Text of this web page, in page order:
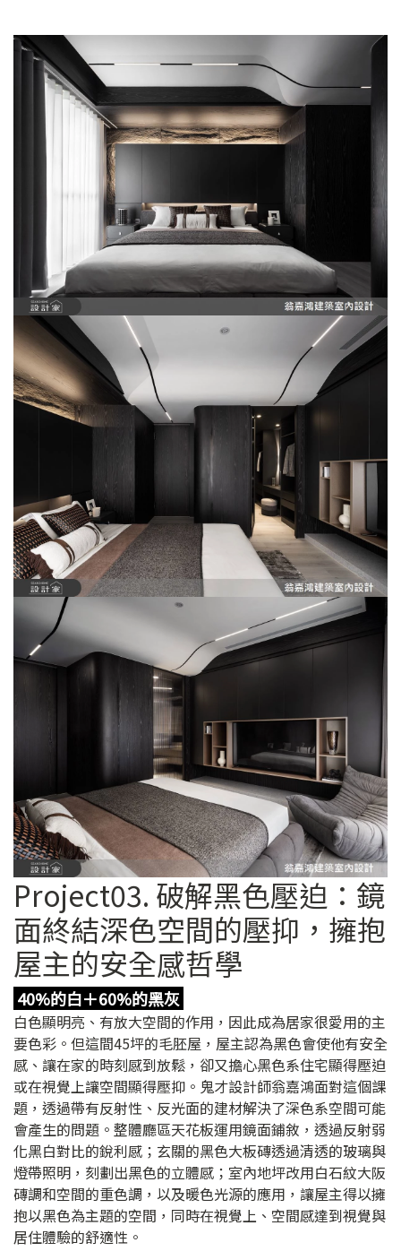
Project03. 破解黑色壓迫：鏡
面終結深色空間的壓抑，擁抱
屋主的安全感哲學
40%的白＋60%的黑灰
白色顯明亮、有放大空間的作用，因此成為居家很愛用的主
要色彩。但這間45坪的毛胚屋，屋主認為黑色會使他有安全
感、讓在家的時刻感到放鬆，卻又擔心黑色系住宅顯得壓迫
或在視覺上讓空間顯得壓抑。鬼才設計師翁嘉鴻面對這個課
題，透過帶有反射性、反光面的建材解決了深色系空間可能
會產生的問題。整體廳區天花板運用鏡面鋪敘，透過反射弱
化黑白對比的銳利感；玄關的黑色大板磚透過清透的玻璃與
燈帶照明，刻劃出黑色的立體感；室內地坪改用白石紋大阪
磚調和空間的重色調，以及暖色光源的應用，讓屋主得以擁
抱以黑色為主題的空間，同時在視覺上、空間感達到視覺與
居住體驗的舒適性。